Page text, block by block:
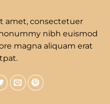
amet, consectetuer
nibh euismod
magna aliquam erat